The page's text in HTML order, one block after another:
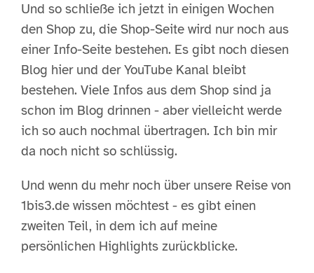
Und so schließe ich jetzt in einigen Wochen
den Shop zu, die Shop-Seite wird nur noch aus
einer Info-Seite bestehen. Es gibt noch diesen
Blog hier und der YouTube Kanal bleibt
bestehen. Viele Infos aus dem Shop sind ja
schon im Blog drinnen - aber vielleicht werde
ich so auch nochmal übertragen. Ich bin mir
da noch nicht so schlüssig.
Und wenn du mehr noch über unsere Reise von
1bis3.de wissen möchtest - es gibt einen
zweiten Teil, in dem ich auf meine
persönlichen Highlights zurückblicke.